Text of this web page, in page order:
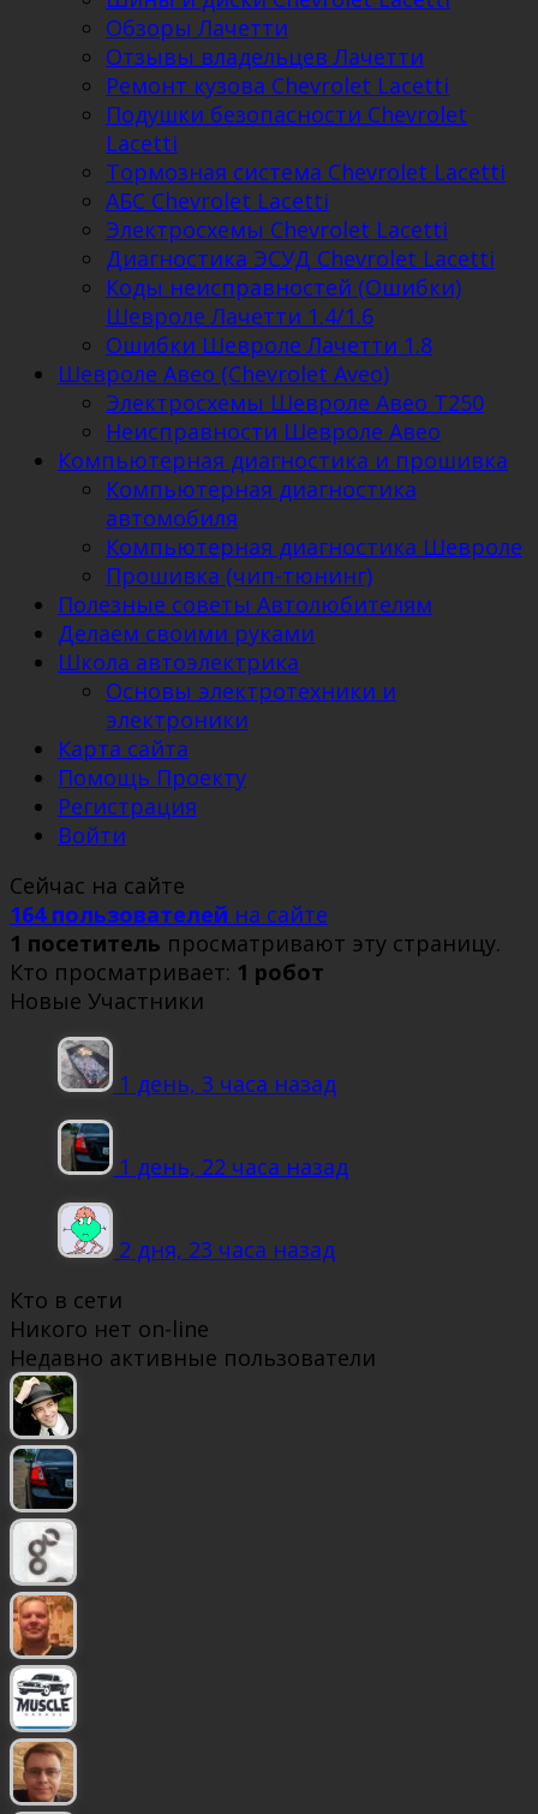
Обзоры Лачетти
Отзывы владельцев Лачетти
Ремонт кузова Chevrolet Lacetti
Подушки безопасности Chevrolet
Lacetti
Тормозная система Chevrolet Lacetti
АБС Chevrolet Lacetti
Электросхемы Chevrolet Lacetti
Диагностика ЭСУД Chevrolet Lacetti
Коды неисправностей (Ошибки)
Шевроле Лачетти 1.4/1.6
Ошибки Шевроле Лачетти 1.8
Шевроле Авео (Chevrolet Aveo)
Электросхемы Шевроле Авео Т250
Неисправности Шевроле Авео
Компьютерная диагностика и прошивка
Компьютерная диагностика
автомобиля
Компьютерная диагностика Шевроле
Прошивка (чип-тюнинг)
Полезные советы Автолюбителям
Делаем своими руками
Школа автоэлектрика
Основы электротехники и
электроники
Карта сайта
Помощь Проекту
Регистрация
Войти
Сейчас на сайте
164 пользователей на сайте
1 посетитель просматривают эту страницу.
Кто просматривает: 1 робот
Новые Участники
1 день, 3 часа назад
1 день, 22 часа назад
2 дня, 23 часа назад
Кто в сети
Никого нет on-line
Недавно активные пользователи